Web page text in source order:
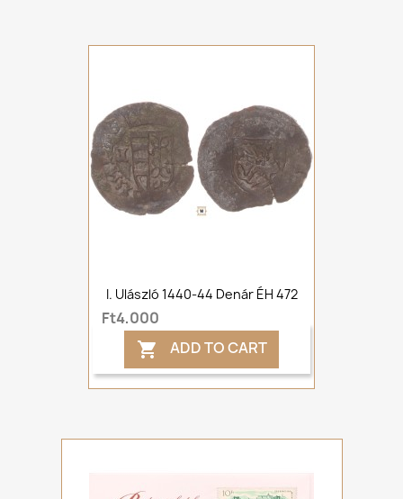
I. Ulászló 1440-44 Denár ÉH 472
Ft4,000
 ADD TO CART